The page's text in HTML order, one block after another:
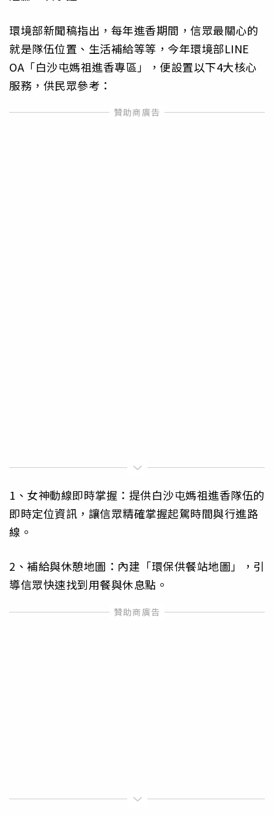
環境部新聞稿指出，每年進香期間，信眾最關心的
就是隊伍位置、生活補給等等，今年環境部LINE
OA「白沙屯媽祖進香專區」，便設置以下4大核心
服務，供民眾參考：
1、女神動線即時掌握：提供白沙屯媽祖進香隊伍的
即時定位資訊，讓信眾精確掌握起駕時間與行進路
線。
2、補給與休憩地圖：內建「環保供餐站地圖」，引
導信眾快速找到用餐與休息點。